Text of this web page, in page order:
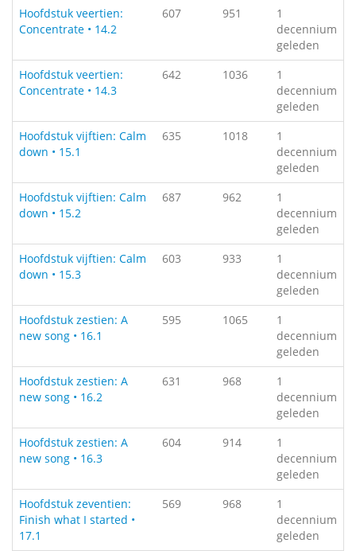
Hoofdstuk veertien:
Concentrate • 14.2
607 951
1
decennium
geleden
Hoofdstuk veertien:
Concentrate • 14.3
642 1036
1
decennium
geleden
Hoofdstuk vijftien: Calm
down • 15.1
635 1018
1
decennium
geleden
Hoofdstuk vijftien: Calm
down • 15.2
687 962
1
decennium
geleden
Hoofdstuk vijftien: Calm
down • 15.3
603 933
1
decennium
geleden
Hoofdstuk zestien: A
new song • 16.1
595 1065
1
decennium
geleden
Hoofdstuk zestien: A
new song • 16.2
631 968
1
decennium
geleden
Hoofdstuk zestien: A
new song • 16.3
604 914
1
decennium
geleden
Hoofdstuk zeventien:
Finish what I started •
17.1
569 968
1
decennium
geleden